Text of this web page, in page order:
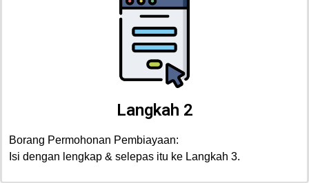
Langkah 2
Borang Permohonan Pembiayaan:
Isi dengan lengkap & selepas itu ke Langkah 3.